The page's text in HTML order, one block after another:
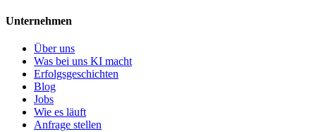
Betreuung & Sicherheit
KI-Schulung (EU AI Act)
Unternehmen
Über uns
Was bei uns KI macht
Erfolgsgeschichten